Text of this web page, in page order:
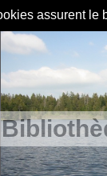
assurent le